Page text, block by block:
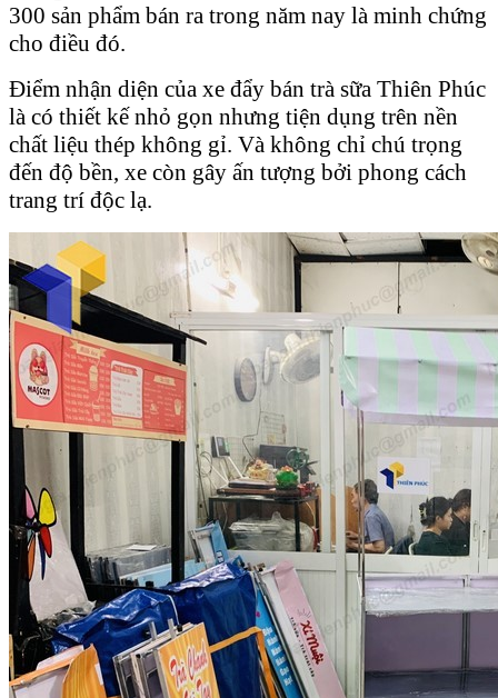
300 sản phẩm bán ra trong năm nay là minh chứng
cho điều đó.
Điểm nhận diện của xe đẩy bán trà sữa Thiên Phúc
là có thiết kế nhỏ gọn nhưng tiện dụng trên nền
chất liệu thép không gỉ. Và không chỉ chú trọng
đến độ bền, xe còn gây ấn tượng bởi phong cách
trang trí độc lạ.